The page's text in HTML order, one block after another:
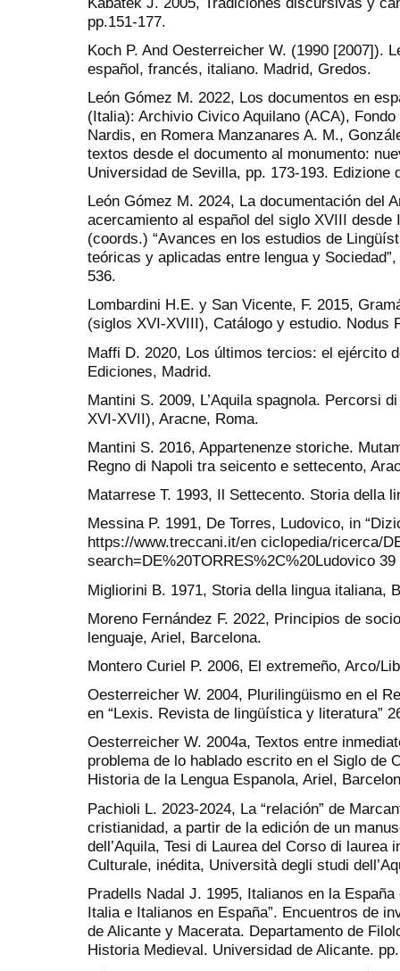
pp.151-177.
Koch P. And Oesterreicher W. (1990 [2007]).
español, francés, italiano. Madrid, Gredos.
León Gómez M. 2022, Los documentos en
(Italia): Archivio Civico Aquilano (ACA),
Nardis, en Romera Manzanares A. M.,
textos desde el documento al monumento:
Universidad de Sevilla, pp. 173-193. Edizione
León Gómez M. 2024, La documentación del
acercamiento al español del siglo XVIII
(coords.) “Avances en los estudios de
teóricas y aplicadas entre lengua y
536.
Lombardini H.E. y San Vicente, F. 2015,
(siglos XVI-XVIII), Catálogo y estudio. Nodus
Maffi D. 2020, Los últimos tercios: el ejército
Ediciones, Madrid.
Mantini S. 2009, L’Aquila spagnola. Percorsi
XVI-XVII), Aracne, Roma.
Mantini S. 2016, Appartenenze storiche.
Regno di Napoli tra seicento e settecento,
Matarrese T. 1993, Il Settecento. Storia della
Messina P. 1991, De Torres, Ludovico, in
https://www.treccani.it/en ciclopedia/ricerca/
search=DE%20TORRES%2C%20Ludovico
Migliorini B. 1971, Storia della lingua italiana,
Moreno Fernández F. 2022, Principios de
lenguaje, Ariel, Barcelona.
Montero Curiel P. 2006, El extremeño, Arco/
Oesterreicher W. 2004, Plurilingüismo en el
en “Lexis. Revista de lingüística y literatura”
Oesterreicher W. 2004a, Textos entre
problema de lo hablado escrito en el Siglo de
Historia de la Lengua Espanola, Ariel,
Pachioli L. 2023-2024, La “relación” de
cristianidad, a partir de la edición de un
dell’Aquila, Tesi di Laurea del Corso di laurea
Culturale, inédita, Università degli studi
Pradells Nadal J. 1995, Italianos en la
Italia e Italianos en España”. Encuentros de
de Alicante y Macerata. Departamento de
Historia Medieval. Universidad de Alicante.